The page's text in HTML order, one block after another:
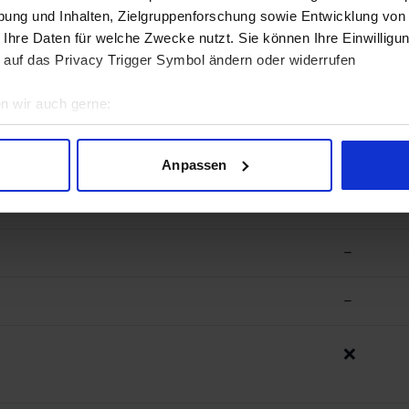
und Inhalten, Zielgruppenforschung sowie Entwicklung
Daten für welche Zwecke nutzt. Sie können Ihre
das Privacy Trigger Symbol ändern oder widerrufen
wir auch gerne:
Lage erfassen, welche bis auf einige Meter genau
Ihre persönlichen Daten verarbeitet werden, und legen Sie
Anpassen
–
–
–
❌